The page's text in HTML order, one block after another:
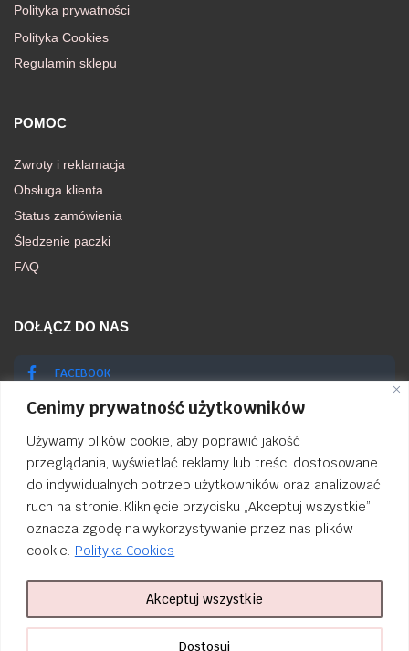
Cenimy prywatność użytkowników
Używamy plików cookie, aby poprawić jakość
przeglądania, wyświetlać reklamy lub treści dostosowane
do indywidualnych potrzeb użytkowników oraz analizować
ruch na stronie. Kliknięcie przycisku „Akceptuj wszystkie”
oznacza zgodę na wykorzystywanie przez nas plików
cookie. Polityka Cookies
Dostosuj
Akceptuj wszystkie
Polityka prywatności
Polityka Cookies
Regulamin sklepu
POMOC
Zwroty i reklamacja
Obsługa klienta
Status zamówienia
Śledzenie paczki
FAQ
DOŁĄCZ DO NAS
FACEBOOK
INSTAGRAM
Order Tracking
nailsibrido.pl Copyright © 2024